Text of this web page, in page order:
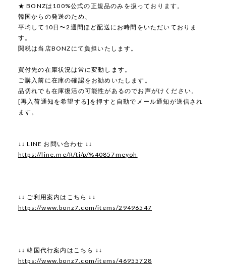
★ BONZは100%公式の正規品のみを扱っております。
韓国からの発送のため、
平均して10日〜2週間ほど配送にお時間をいただいておりま
す。
関税は当店BONZにて負担いたします。
買付先の在庫状況は常に変動します。
ご購入前に在庫の確認をお勧めいたします。
品切れでも在庫復活の可能性があるのでお声がけください。
[再入荷通知を希望する]を押すと自動でメール通知が送信され
ます。
↓↓ LINE お問い合わせ ↓↓
https://line.me/R/ti/p/%40857meyoh
↓↓ ご利用案内はこちら ↓↓
https://www.bonz7.com/items/29496547
↓↓ 韓国代行案内はこちら ↓↓
https://www.bonz7.com/items/46955728